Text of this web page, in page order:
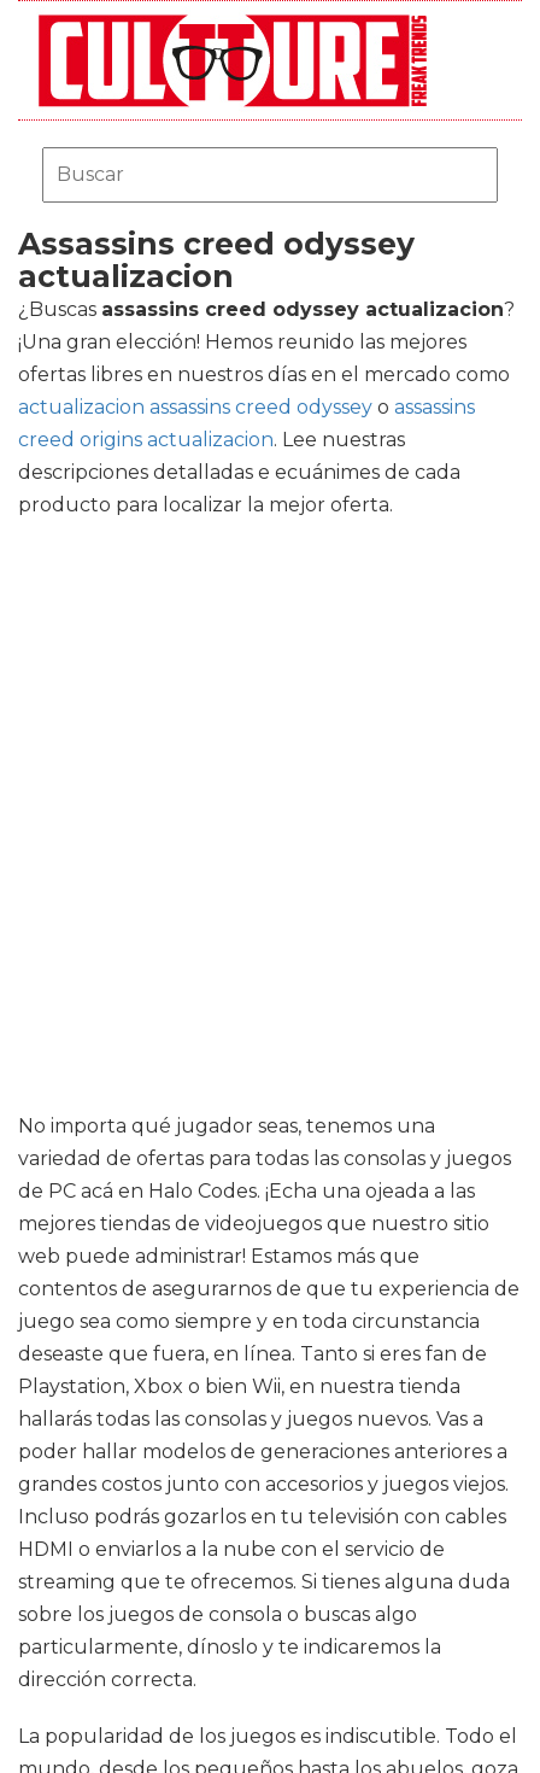
Assassins creed odyssey
actualizacion
¿Buscas assassins creed odyssey actualizacion?
¡Una gran elección! Hemos reunido las mejores
ofertas libres en nuestros días en el mercado como
actualizacion assassins creed odyssey o assassins
creed origins actualizacion. Lee nuestras
descripciones detalladas e ecuánimes de cada
producto para localizar la mejor oferta.
No importa qué jugador seas, tenemos una
variedad de ofertas para todas las consolas y juegos
de PC acá en Halo Codes. ¡Echa una ojeada a las
mejores tiendas de videojuegos que nuestro sitio
web puede administrar! Estamos más que
contentos de asegurarnos de que tu experiencia de
juego sea como siempre y en toda circunstancia
deseaste que fuera, en línea. Tanto si eres fan de
Playstation, Xbox o bien Wii, en nuestra tienda
hallarás todas las consolas y juegos nuevos. Vas a
poder hallar modelos de generaciones anteriores a
grandes costos junto con accesorios y juegos viejos.
Incluso podrás gozarlos en tu televisión con cables
HDMI o enviarlos a la nube con el servicio de
streaming que te ofrecemos. Si tienes alguna duda
sobre los juegos de consola o buscas algo
particularmente, dínoslo y te indicaremos la
dirección correcta.
La popularidad de los juegos es indiscutible. Todo el